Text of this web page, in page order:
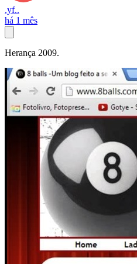
.yf..
há 1 mês
Herança 2009.